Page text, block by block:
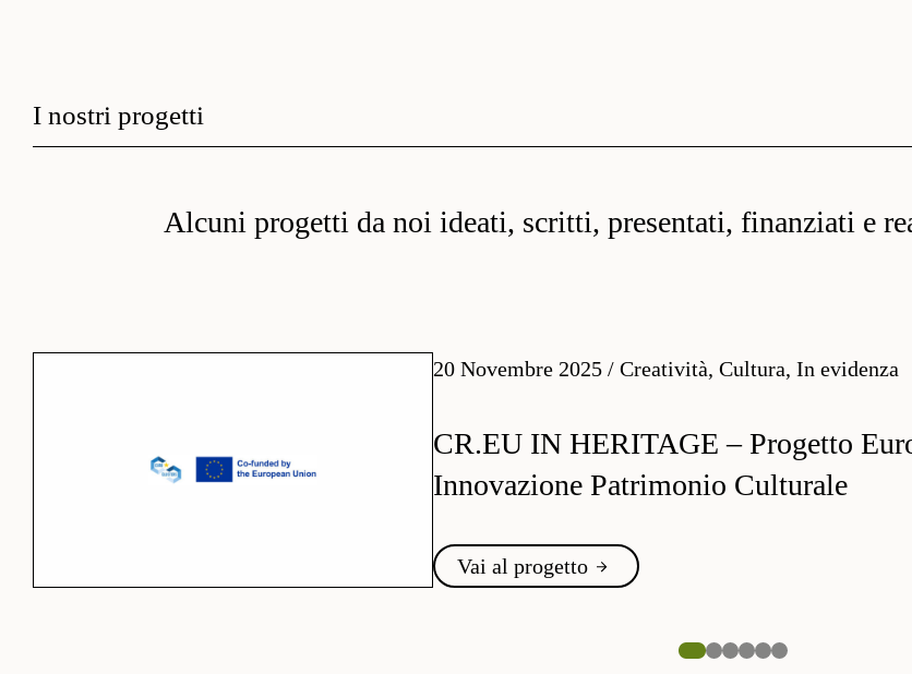
I nostri progetti
Alcuni progetti da noi ideati, scritti, presentati, finanziati e
20 Novembre 2025/ Creatività, Cultura, In evidenza
CR.EU IN HERITAGE – Progetto
Innovazione Patrimonio Culturale
Vai al progetto